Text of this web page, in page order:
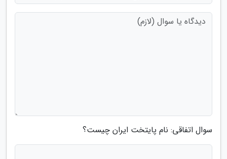
سوال اتفاقی: نام پایتخت ایران چیست؟